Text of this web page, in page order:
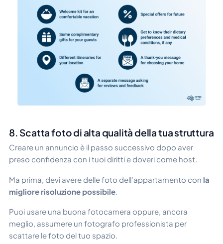
8. Scatta foto di alta qualità della tua struttura
Creare un annuncio è il passo successivo dopo aver
preso confidenza con i tuoi diritti e doveri come host.
Ma prima, devi avere delle foto dell'appartamento con la
migliore risoluzione possibile
Puoi usare una buona fotocamera oppure, ancora
meglio, assumere un fotografo professionista per
scattare le foto del tuo spazio.